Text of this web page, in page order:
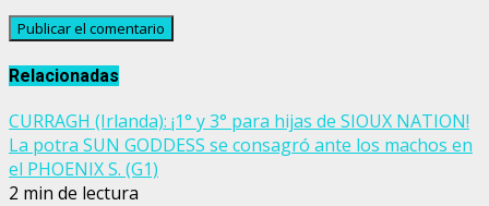
Relacionadas
CURRAGH (Irlanda): ¡1° y 3° para hijas de SIOUX NATION!
La potra SUN GODDESS se consagró ante los machos en
el PHOENIX S. (G1)
2 min de lectura